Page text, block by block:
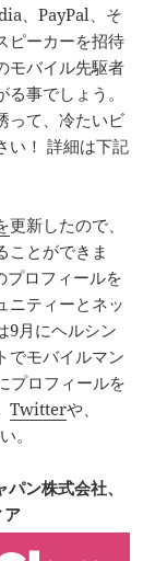
、PayPal、そ
ピーカーを招待
モバイル先駆者
事でしょう。
って、冷たいビ
い！ 詳細は下記
更新したので、
ことができま
ロフィールを
ニティーとネッ
9月にヘルシン
でモバイルマン
プロフィールを
Twitterや、
。
ン株式会社、
ア